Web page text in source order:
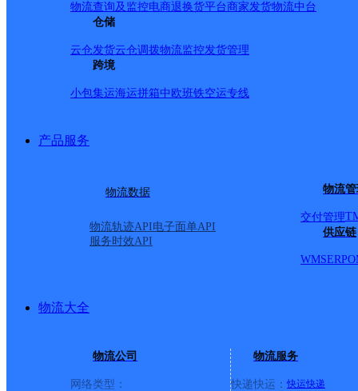
物流查询及监控电商退换货平台商家发货物流中台
仓储
云仓发货云仓调拨物流监控发货管理
跨境
小包集运海运拼箱中欧班铁空运专线
产品服务
物流数据
物流轨迹API电子面单API
服务时效API
物流
交付管理
供应链
WMSERP
物流大全
物流公司
网络类型：
物流服务
快递快运： 快运快递